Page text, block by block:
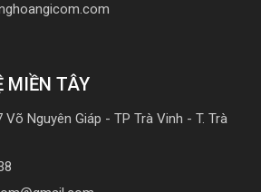
MIỀN TÂY
Võ Nguyên Giáp - TP Trà Vinh - T. Trà